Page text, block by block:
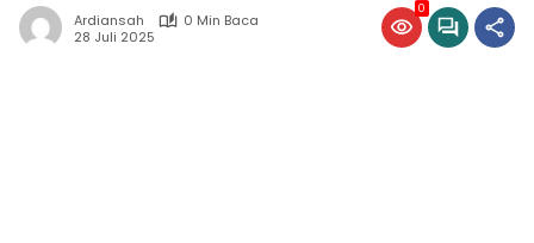
Ardiansah
0 Min Baca
28 Juli 2025
0